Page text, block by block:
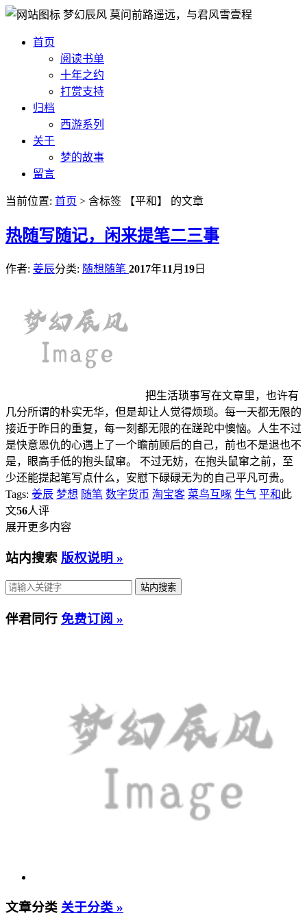
梦幻辰风 莫问前路遥远，与君风雪壹程
首页
阅读书单
十年之约
打赏支持
归档
西游系列
关于
梦的故事
留言
当前位置: 首页 > 含标签 【平和】 的文章
热随写随记，闲来提笔二三事
作者: 姜辰分类: 随想随笔 2017年11 月 19 日
把生活琐事写在文章里，也许有
几分所谓的朴实无华，但是却让人觉得烦琐。每一天都无限的
接近于昨日的重复，每一刻都无限的在蹉跎中懊恼。人生不过
是快意恩仇的心遇上了一个瞻前顾后的自己，前也不是退也不
是，眼高手低的抱头鼠窜。 不过无妨，在抱头鼠窜之前，至
少还能提起笔写点什么，安慰下碌碌无为的自己平凡可贵。
Tags: 姜辰 梦想 随笔 数字货币 淘宝客 菜鸟互啄 生气 平和 此
文56人评
展开更多内容
站内搜索 版权说明 »
伴君同行 免费订阅 »
文章分类 关于分类 »